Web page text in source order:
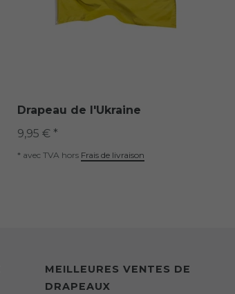
Drapeau de l'Ukraine
9,95 € *
* avec TVA hors Frais de livraison
MEILLEURES VENTES DE
DRAPEAUX